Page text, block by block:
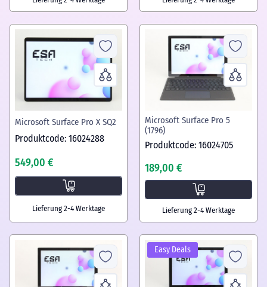
Microsoft Surface Pro X SQ2
Produktcode: 16024288
549,00 €
Lieferung 2-4 Werktage
Microsoft Surface Pro 5
(1796)
Produktcode: 16024705
189,00 €
Lieferung 2-4 Werktage
Easy Deals